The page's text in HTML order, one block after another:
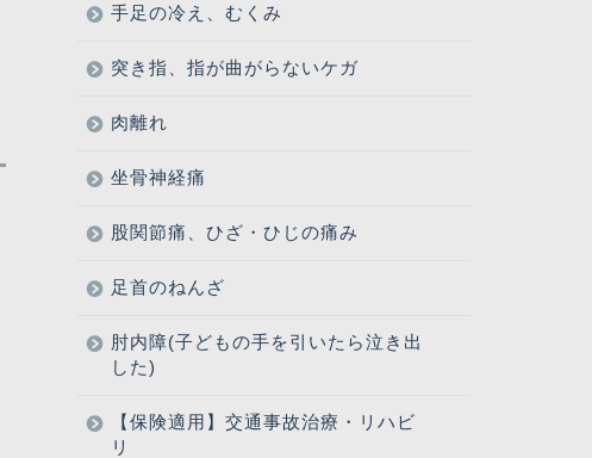
手足の冷え、むくみ
突き指、指が曲がらないケガ
肉離れ
坐骨神経痛
股関節痛、ひざ・ひじの痛み
足首のねんざ
肘内障(子どもの手を引いたら泣き出
した)
【保険適用】交通事故治療・リハビ
リ